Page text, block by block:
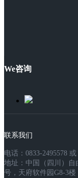
We咨询
联系我们
电话：0833-2495578
地址：中国（四川）自
号，天府软件园G8-3楼